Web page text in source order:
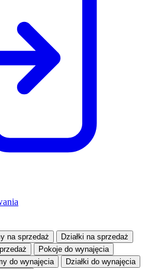
na sprzedaż Działki na sprzedaż
Pokoje do wynajęcia
do wynajęcia Działki do wynajęcia